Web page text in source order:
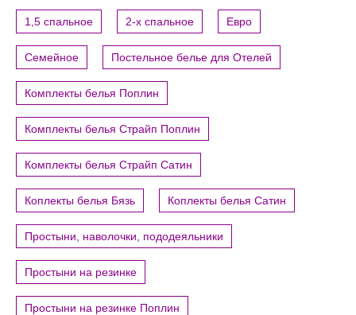
1,5 спальное 2-х спальное Евро
Семейное Постельное белье для Отелей
Комплекты белья Поплин
Комплекты белья Страйп Поплин
Комплекты белья Страйп Сатин
Коплекты белья Бязь Коплекты белья Сатин
Простыни, наволочки, пододеяльники
Простыни на резинке
Простыни на резинке Поплин